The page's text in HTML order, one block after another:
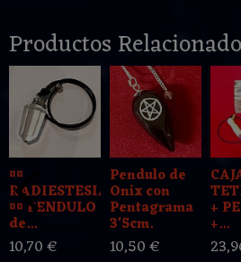
Productos
¤¤
RADIESTESIA
¤¤ PENDULO
de...
10,70 €
Pendulo de
Onix con
Pentagrama
3'5cm.
10,50 €
+
+...